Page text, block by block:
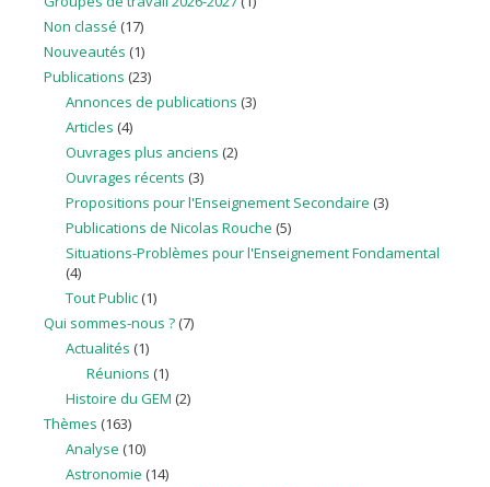
Non classé (17)
Nouveautés (1)
Publications (23)
Annonces de publications (3)
Articles (4)
Ouvrages plus anciens (2)
Ouvrages récents (3)
Propositions pour l'Enseignement Secondaire (3)
Publications de Nicolas Rouche (5)
Situations-Problèmes pour l'Enseignement Fondamental
(4)
Tout Public(1)
Qui sommes-nous ? (7)
Actualités (1)
Réunions (1)
Histoire du GEM (2)
Thèmes (163)
Analyse (10)
Astronomie (14)